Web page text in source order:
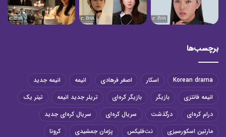
برچسب‌ها
Korean drama اسکار اصغر فرهادی انیمه
انیمه جدید
انیمه فانتزی
بازیگر بازیگر کره‌ای تریلر جدید انیمه
تیتر یک
درام کره‌ای
درگذشت سریال کره‌ای
سریال کره‌ای جدید
مارتین اسکورسیزی
نت‌فلیکس پژمان جمشیدی کرونا